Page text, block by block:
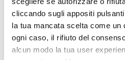
cliccando sugli appositi
la tua mancata scelta come un
ogni caso, il rifiuto del
alcun modo la tua user
OLIVER AGRO Srl